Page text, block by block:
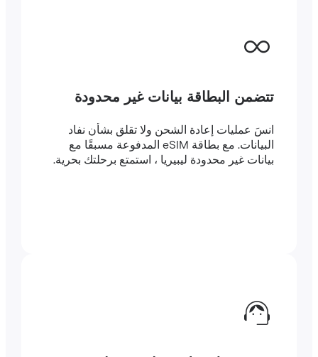
تتضمن البطاقة بيانات غير محدودة
انسَ عمليات إعادة الشحن ولا تقلق بشأن نفاد
البيانات. مع بطاقة eSIM المدفوعة مسبقًا مع
بيانات غير محدودة ليبيريا ، استمتع برحلتك بحرية.